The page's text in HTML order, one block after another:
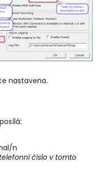
nastavena.
n
číslo v tomto